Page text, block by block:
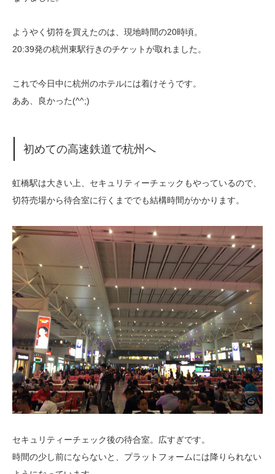
ようやく切符を買えたのは、現地時間の20時頃。
20:39発の杭州東駅行きのチケットが取れました。
これで今日中に杭州のホテルには着けそうです。
ああ、良かった(^^;)
初めての高速鉄道で杭州へ
虹橋駅は大きい上、セキュリティーチェックもやっているので、
切符売場から待合室に行くまででも結構時間がかかります。
セキュリティーチェック後の待合室。広すぎです。
時間の少し前にならないと、プラットフォームには降りられない